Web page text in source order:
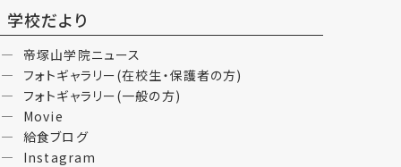
学校だより
帝塚山学院ニュース
フォトギャラリー(在校生・保護者の方)
フォトギャラリー(一般の方)
Movie
給食ブログ
Instagram